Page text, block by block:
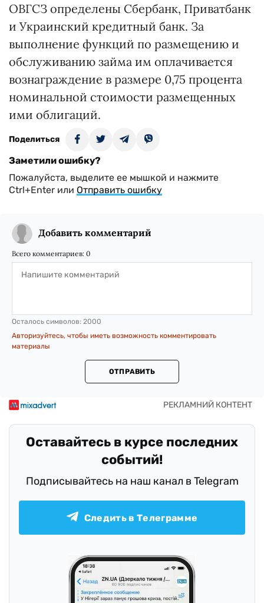
ОВГСЗ определены Сбербанк, Приватбанк
и Украинский кредитный банк. За
выполнение функций по размещению и
обслуживанию займа им оплачивается
вознаграждение в размере 0,75 процента
номинальной стоимости размещенных
ими облигаций.
Поделиться
Заметили ошибку?
Пожалуйста, выделите ее мышкой и нажмите
Ctrl+Enter или Отправить ошибку
Добавить комментарий
Всего комментариев: 0
Осталось символов: 2000
Авторизуйтесь, чтобы иметь возможность комментировать
материалы
ОТПРАВИТЬ
Оставайтесь в курсе последних
событий!
Подписывайтесь на наш канал в Telegram
Следить в Телеграмме